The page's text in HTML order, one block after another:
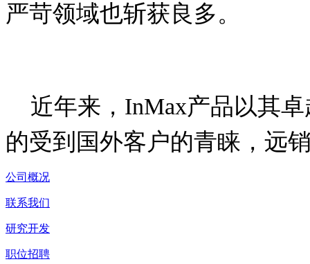
严苛领域也斩获良多。
近年来， InMax产品以其
的受到国外客户的青睐，远
公司概况
联系我们
研究开发
职位招聘